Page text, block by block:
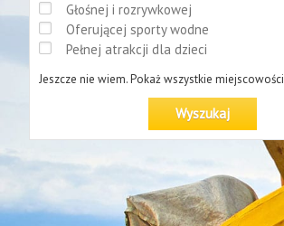
Głośnej i rozrywkowej
Oferującej sporty wodne
Pełnej atrakcji dla dzieci
Jeszcze nie wiem. Pokaż wszystkie miejscowości
Wyszukaj